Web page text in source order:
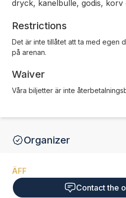
dryck, kanelbulle, godis, korv
Restrictions
Det är inte tillåtet att ta med egen
på arenan.
Waiver
Våra biljetter är inte
Organizer
ÄFF